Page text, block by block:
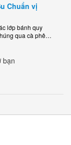
Chuẩn vị
lớp bánh quy
qua cà phê
bạn